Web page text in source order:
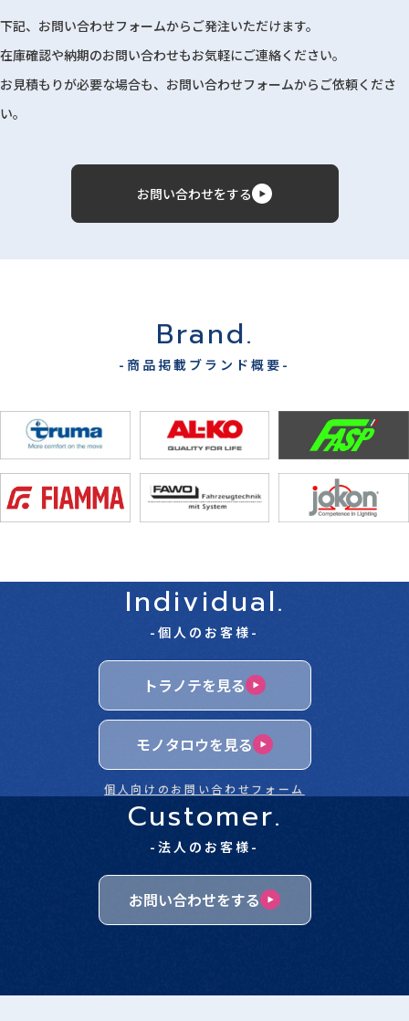
下記、お問い合わせフォームからご発注いただけます。
在庫確認や納期のお問い合わせもお気軽にご連絡ください。
お見積もりが必要な場合も、お問い合わせフォームからご依頼くださ
い。
お問い合わせをする
Brand.
-商品掲載ブランド概要-
Individual.
-個人のお客様-
トラノテを見る
モノタロウを見る
個人向けのお問い合わせフォーム
Customer.
-法人のお客様-
お問い合わせをする